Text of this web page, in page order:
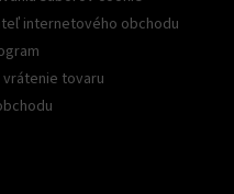
internetového obchodu
vrátenie tovaru